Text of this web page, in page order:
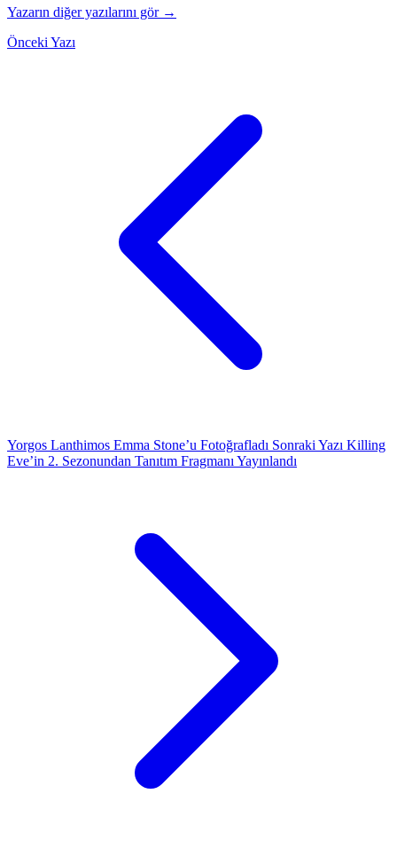
Yazarın diğer yazılarını gör →
Önceki Yazı
Yorgos Lanthimos Emma Stone’u Fotoğrafladı Sonraki Yazı Killing
Eve’in 2. Sezonundan Tanıtım Fragmanı Yayınlandı